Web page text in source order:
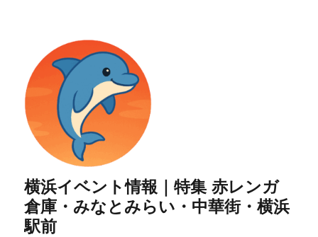
横浜イベント情報｜特集 赤レンガ
倉庫・みなとみらい・中華街・横浜
駅前